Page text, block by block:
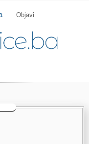
Objavi